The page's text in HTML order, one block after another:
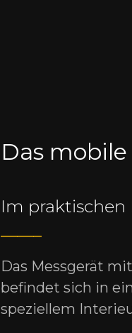
Das
Im praktischen
Das Messgerät
befindet sich in
speziellem